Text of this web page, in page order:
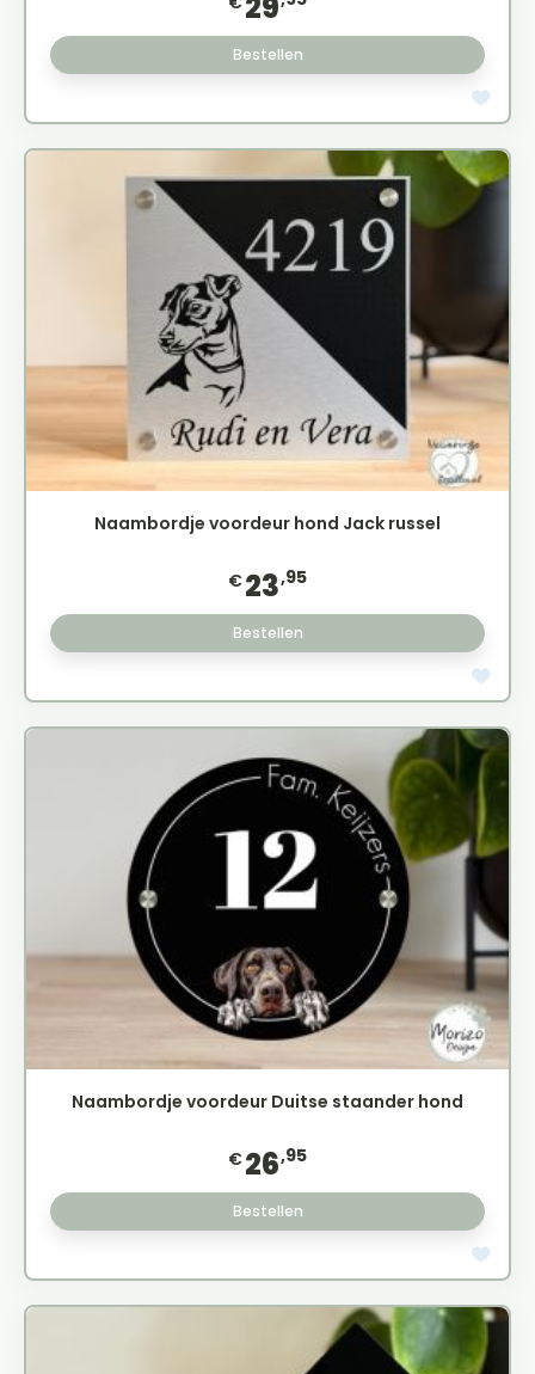
Bestellen
Naambordje voordeur hond Jack russel
€23,95
Bestellen
Naambordje voordeur Duitse staander hond
€26,95
Bestellen